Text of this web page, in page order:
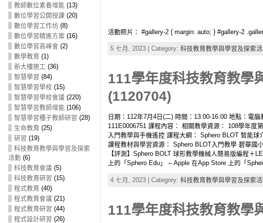
教師數位素養增能(13)
數位學習公開授課 (20)
數位學習工作坊(8)
數位學習精進方案 (16)
數位學習高峰會 (2)
數學教育 (1)
新大樓施工 (36)
智慧學習 (84)
智慧學習學校 (15)
智慧學習學校會議 (220)
智慧學習教師增能(106)
智慧學習種子教師研習 (28)
生命教育 (25)
研習 (19)
科技教育教學與學習及探索
活動 (6)
科技教育會議 (5)
科技教育研習 (15)
程式教育 (40)
程式教育會議 (21)
程式教育研習 (44)
程式設計研習 (26)
活動照片： #gallery-2 { margin: auto; } #gallery-2
5 七月, 2023 | Category: 科技教育教學與學習及探索
111學年度科技教育教學
(1120704)
日期：112年7月4日(二) 時間：13:00-16:00 地點：電
111E0006751 課程內容： 相關教學資源： 108學年度
入門教學與手機遙控 課程大綱： Sphero BLOT 智能
課程教材與學習資源： Sphero BLOT入門教學 碧華國
【評測】Sphero BOLT 球形教學機械人簡易版編程＋
上的「Sphero Edu」 – Apple 在App Store 上的「
4 七月, 2023 | Category: 科技教育教學與學習及探索
111學年度科技教育教學